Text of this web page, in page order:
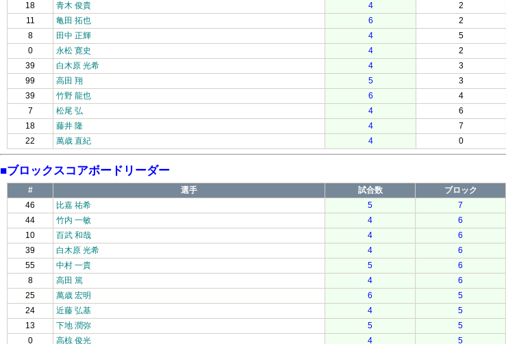
18
青木 俊貴 4 2
11
亀田 拓也 6 2
8
田中 正輝 4 5
0
永松 寛史 4 2
39
白木原 光希 4 3
99
高田 翔 5 3
39
竹野 龍也 6 4
7
松尾 弘 4 6
18
藤井 隆 4 7
22
萬歳 直紀 4 0
■ブロックスコアボードリーダー
# 選手 試合数 ブロック
46
比嘉 祐希 5 7
44
竹内 一敏 4 6
10
百武 和哉 4 6
39
白木原 光希 4 6
55
中村 一貴 5 6
8
高田 篤 4 6
25
萬歳 宏明 6 5
24
近藤 弘基 4 5
13
下地 潤弥 5 5
0
高椋 俊光 4 5